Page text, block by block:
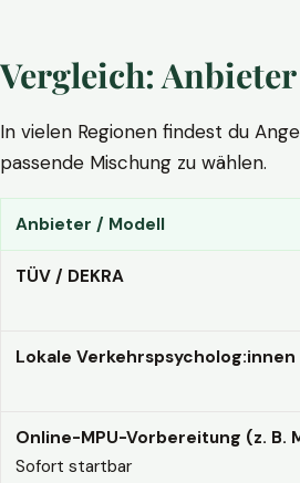
Vergleich:
In vielen Regionen findest du
passende Mischung zu wählen.
Anbieter / Modell
TÜV / DEKRA
Lokale Verkehrspsycholog:innen
Online-MPU-Vorbereitung (z. B.
Sofort startbar